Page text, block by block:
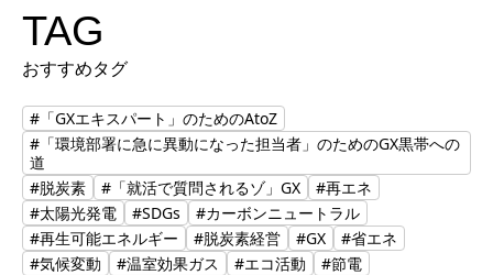
TAG
おすすめタグ
#「GXエキスパート」のためのAtoZ
#「環境部署に急に異動になった担当者」のためのGX黒帯への
道
#脱炭素
#「就活で質問されるゾ」GX
#再エネ
#太陽光発電
#SDGs
#カーボンニュートラル
#再生可能エネルギー
#脱炭素経営 #GX
#省エネ
#気候変動
#温室効果ガス #エコ活動
#節電